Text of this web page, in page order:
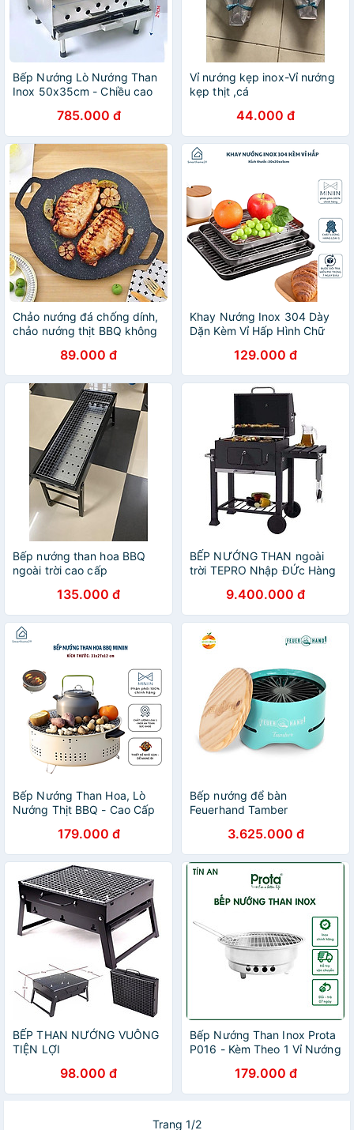
Bếp Nướng Lò Nướng Than
Inox 50x35cm - Chiều cao
785.000 đ
Vỉ nướng kẹp inox-Vỉ nướng
kẹp thịt ,cá
44.000 đ
Chảo nướng đá chống dính,
chảo nướng thịt BBQ không
loại bếp size 32cm Hàng
Loại 1
89.000 đ
Khay Nướng Inox 304 Dày
Dặn Kèm Vỉ Hấp Hình Chữ
Thực Phẩm - HÀNG CHÍNH
HÃNG MINIIN
129.000 đ
Bếp nướng than hoa BBQ
ngoài trời cao cấp
135.000 đ
BẾP NƯỚNG THAN ngoài
trời TEPRO Nhập ĐỨc Hàng
9.400.000 đ
Bếp Nướng Than Hoa, Lò
Nướng Thịt BBQ - Cao Cấp
Có Chân Phụ Chắc Chắn An
Toàn - HÀNG CHÍNH HÃNG
MINIIN
179.000 đ
Bếp nướng để bàn
Feuerhand Tamber
3.625.000 đ
BẾP THAN NƯỚNG VUÔNG
TIỆN LỢI
98.000 đ
Bếp Nướng Than Inox Prota
P016 - Kèm Theo 1 Vỉ Nướng
179.000 đ
Trang 1/2